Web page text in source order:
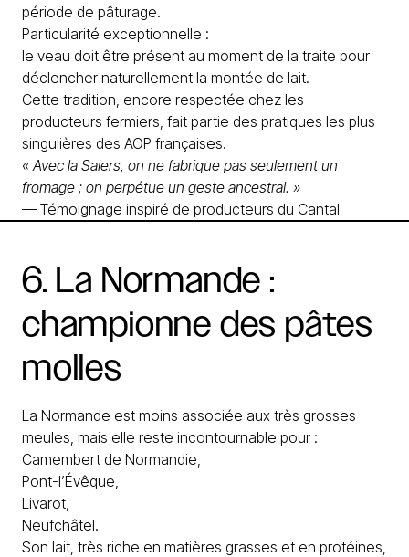
période de pâturage.
Particularité exceptionnelle :
le veau doit être présent au moment de la traite pour
déclencher naturellement la montée de lait.
Cette tradition, encore respectée chez les
producteurs fermiers, fait partie des pratiques les plus
singulières des AOP françaises.
« Avec la Salers, on ne fabrique pas seulement un
fromage ; on perpétue un geste ancestral. »
— Témoignage inspiré de producteurs du Cantal
6. La Normande :
championne des pâtes
molles
La Normande est moins associée aux très grosses
meules, mais elle reste incontournable pour :
Camembert de Normandie,
Pont-l’Évêque,
Livarot,
Neufchâtel.
Son lait, très riche en matières grasses et en protéines,